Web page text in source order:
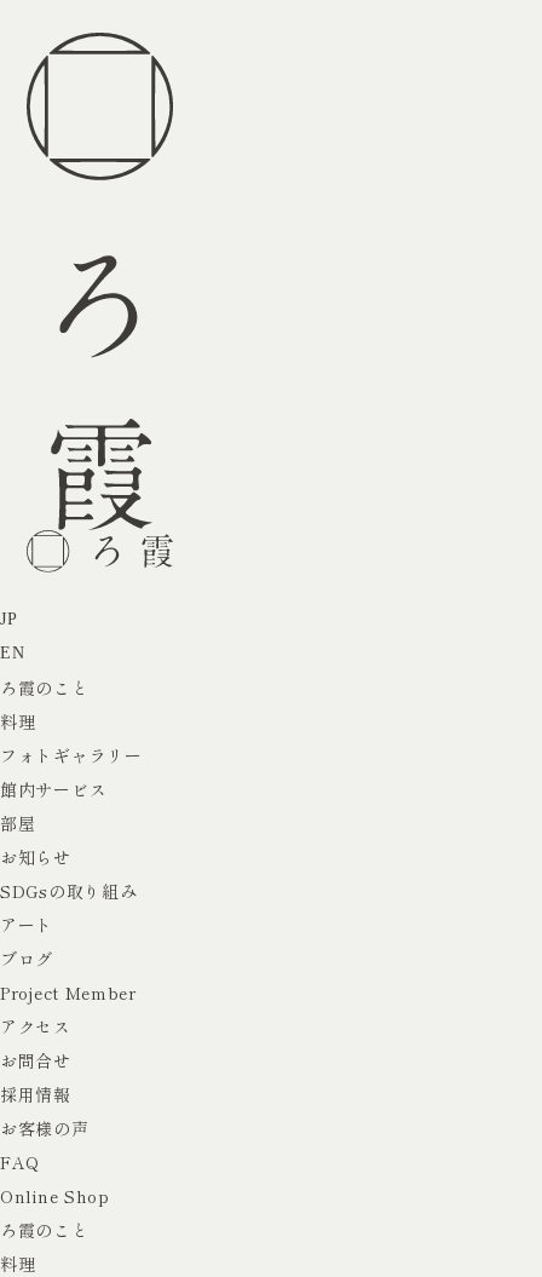
アート
レストラン
カフェ・バー
宿泊ご予約
JP
EN
ろ霞のこと
料理
フォトギャラリー
館内サービス
部屋
お知らせ
SDGsの取り組み
アート
ブログ
Project Member
アクセス
お問合せ
採用情報
お客様の声
FAQ
Online Shop
ろ霞のこと
料理